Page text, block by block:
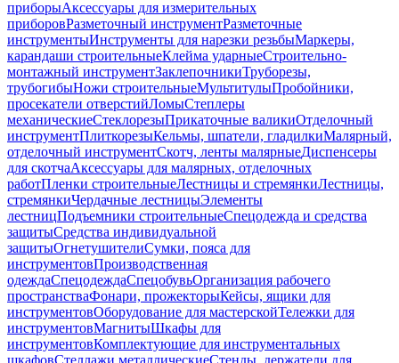
приборыАксессуары для измерительных
приборовРазметочный инструментРазметочные
инструментыИнструменты для нарезки резьбыМаркеры,
карандаши строительныеКлейма ударныеСтроительно-
монтажный инструментЗаклепочникиТруборезы,
трубогибыНожи строительныеМультитулыПробойники,
просекатели отверстийЛомыСтеплеры
механическиеСтеклорезыПрикаточные валикиОтделочный
инструментПлиткорезыКельмы, шпатели, гладилкиМалярный,
отделочный инструментСкотч, ленты малярныеДиспенсеры
для скотчаАксессуары для малярных, отделочных
работПленки строительныеЛестницы и стремянкиЛестницы,
стремянкиЧердачные лестницыЭлементы
лестницПодъемники строительныеСпецодежда и средства
защитыСредства индивидуальной
защитыОгнетушителиСумки, пояса для
инструментовПроизводственная
одеждаСпецодеждаСпецобувьОрганизация рабочего
пространстваФонари, прожекторыКейсы, ящики для
инструментовОборудование для мастерскойТележки для
инструментовМагнитыШкафы для
инструментовКомплектующие для инструментальных
шкафовСтеллажи металлическиеСтенды, держатели для